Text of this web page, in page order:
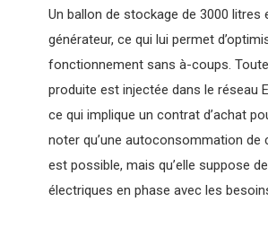
Un ballon de stockage de 3000 litres
générateur, ce qui lui permet
fonctionnement sans à-coups.
produite est injectée dans le réseau
ce qui implique un contrat d’achat
noter qu’une autoconsommation de
est possible, mais qu’elle suppose
électriques en phase avec les